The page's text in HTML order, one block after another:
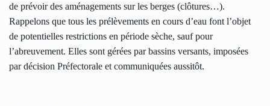
de prévoir des aménagements sur les berges (clôtures…).
Rappelons que tous les prélèvements en cours d’eau font l’objet
de potentielles restrictions en période sèche, sauf pour
l’abreuvement. Elles sont gérées par bassins versants, imposées
par décision Préfectorale et communiquées aussitôt.